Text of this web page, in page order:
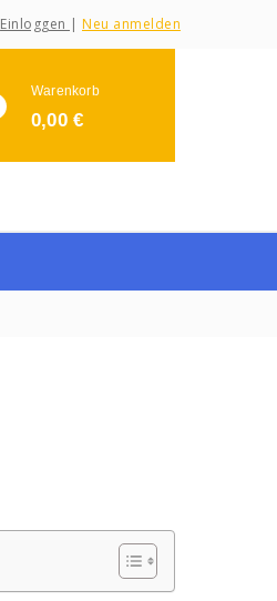
Einloggen | Neu anmelden
Warenkorb
0,00 €